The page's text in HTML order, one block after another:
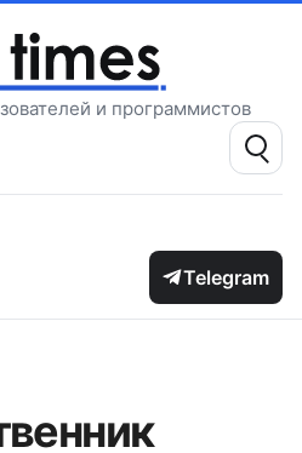
и программистов
Поиск:
Telegram